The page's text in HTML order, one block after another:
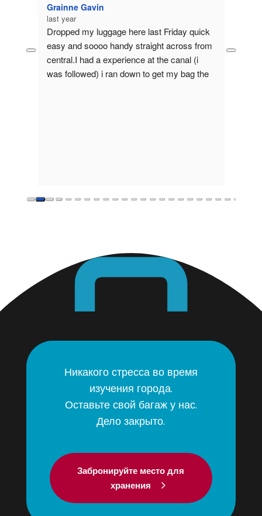
Grainne Gavin
last year
Dropped my luggage here last Friday quick
easy and soooo handy straight across from
central.I had a experience at the canal (i
was followed) i ran down to get my bag the
Никакого стресса во время
изучения города.
Оставьте свой багаж у нас.
Дело закрыто.
Забронируйте место для
хранения